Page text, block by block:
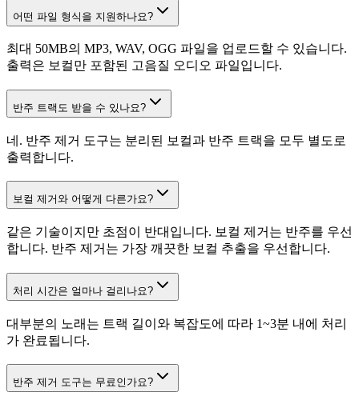
어떤 파일 형식을 지원하나요?
최대 50MB의 MP3, WAV, OGG 파일을 업로드할 수 있습니다.
출력은 보컬만 포함된 고음질 오디오 파일입니다.
반주 트랙도 받을 수 있나요?
네. 반주 제거 도구는 분리된 보컬과 반주 트랙을 모두 별도로
출력합니다.
보컬 제거와 어떻게 다른가요?
같은 기술이지만 초점이 반대입니다. 보컬 제거는 반주를 우선
합니다. 반주 제거는 가장 깨끗한 보컬 추출을 우선합니다.
처리 시간은 얼마나 걸리나요?
대부분의 노래는 트랙 길이와 복잡도에 따라 1~3분 내에 처리
가 완료됩니다.
반주 제거 도구는 무료인가요?